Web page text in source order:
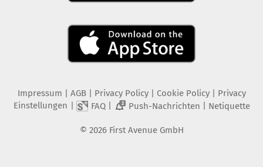
Impressum | AGB | Privacy Policy| Cookie Policy| Privacy
Einstellungen | FAQ| 2 Push-Nachrichten | Netiquette
© 2026 First Avenue GmbH